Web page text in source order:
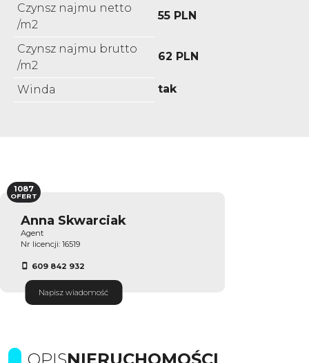
Czynsz najmu netto
/m2
55 PLN
Czynsz najmu brutto
/m2
62 PLN
Winda tak
Anna Skwarciak
Agent
Nr licencji: 16519
609 842 932
Napisz wiadomość
1087
OFERT